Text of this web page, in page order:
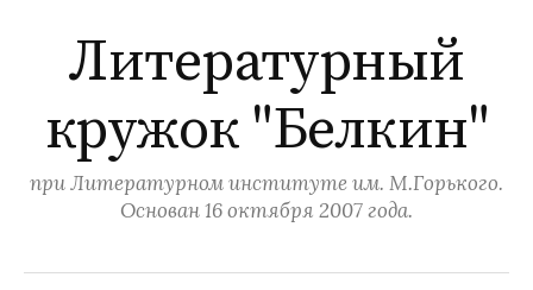
т
с
Литературный
кружок "Белкин"
при Литературном институте им. М.Горького.
Основан 16 октября 2007 года.